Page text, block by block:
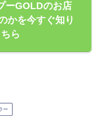
ーGOLDのお店
かを今すぐ知り
ら
ー